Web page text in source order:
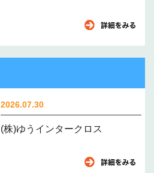
2026.07.30
(株)ゆうインタークロス